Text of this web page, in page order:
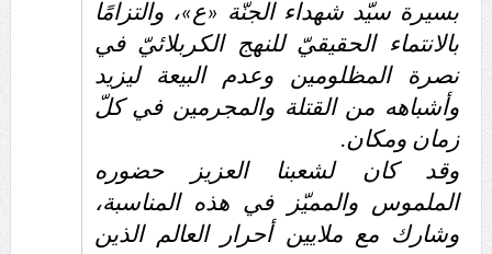
بسيرة سيّد شهداء الجنّة «ع»، والتزامًا
بالانتماء الحقيقيّ للنهج الكربلائيّ في
نصرة المظلومين وعدم البيعة ليزيد
وأشباهه من القتلة والمجرمين في كلّ
زمان ومكان.
وقد كان لشعبنا العزيز حضوره
الملموس والمميّز في هذه المناسبة،
وشارك مع ملايين أحرار العالم الذين